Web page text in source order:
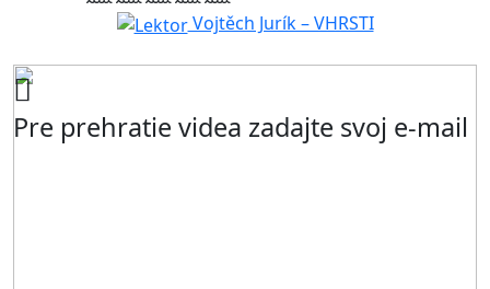
Vojtěch Jurík – VHRSTI
Pre prehratie videa zadajte svoj e-mail